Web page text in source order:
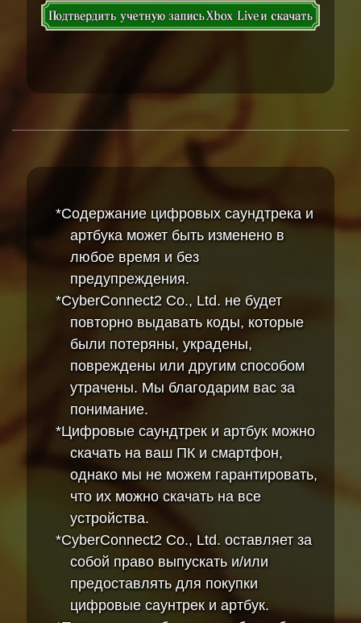
*Содержание цифровых саундтрека и
артбука может быть изменено в
любое время и без
предупреждения.
*CyberConnect2 Co., Ltd. не будет
повторно выдавать коды, которые
были потеряны, украдены,
повреждены или другим способом
утрачены. Мы благодарим вас за
понимание.
*Цифровые саундтрек и артбук можно
скачать на ваш ПК и смартфон,
однако мы не можем гарантировать,
что их можно скачать на все
устройства.
*CyberConnect2 Co., Ltd. оставляет за
собой право выпускать и/или
предоставлять для покупки
цифровые саунтрек и артбук.